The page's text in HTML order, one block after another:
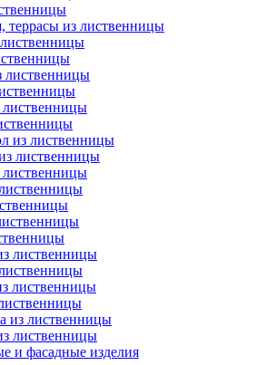
террасы из лиственницы
лиственницы
лиственницы
лиственницы
и фасадные изделия